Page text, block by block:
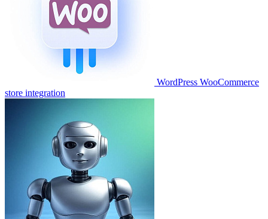
WordPress WooCommerce
store integration